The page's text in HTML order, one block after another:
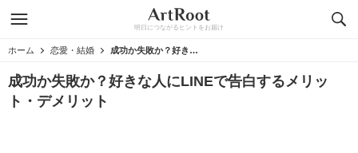
明日につながるヒントをお届け
ホーム 恋愛・結婚 成功か失敗か？好きな人にLINEで告白するメリット・デメリット
成功か失敗か？好きな人にLINEで告白するメリッ
ト・デメリット